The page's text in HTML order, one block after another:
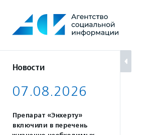
содержанию
Новости
07.08.2026
Препарат «Энхерту»
включили в перечень